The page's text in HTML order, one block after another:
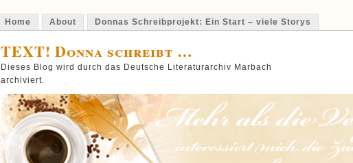
Home About Donnas Schreibprojekt: Ein Start – viele Storys
TEXT! Donna schreibt …
Dieses Blog wird durch das Deutsche Literaturarchiv Marbach
archiviert.